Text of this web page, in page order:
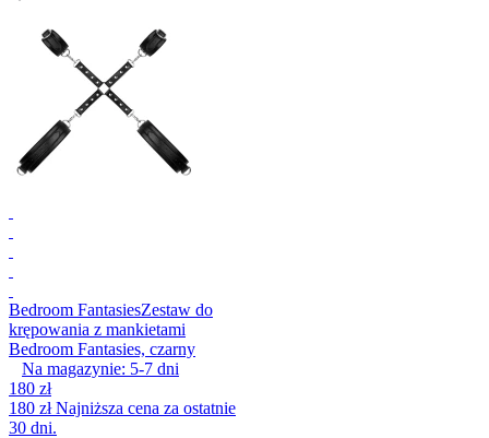
Bedroom FantasiesZestaw do
krępowania z mankietami
Bedroom Fantasies, czarny
Na magazynie: 5-7 dni
180 zł
180 złNajniższa cena za ostatnie
30 dni.